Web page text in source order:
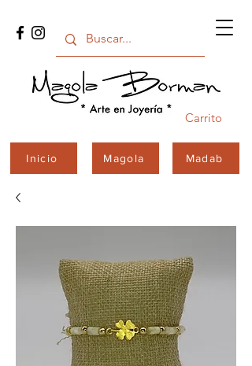
Carrito
Inicio Magola Madab